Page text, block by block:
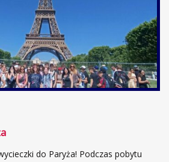
do Paryża! Podczas pobytu